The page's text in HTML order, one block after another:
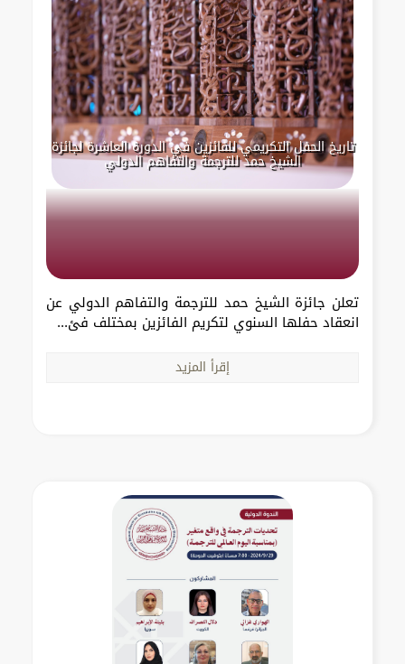
تاريخ الحفل التكريمي للفائزين في الدورة العاشرة لجائزة
الشيخ حمد للترجمة والتفاهم الدولي
تعلن جائزة الشيخ حمد للترجمة والتفاهم الدولي عن
انعقاد حفلها السنوي لتكريم الفائزين بمختلف فئ...
إقرأ المزيد